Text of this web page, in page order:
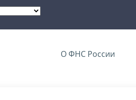
О ФНС России